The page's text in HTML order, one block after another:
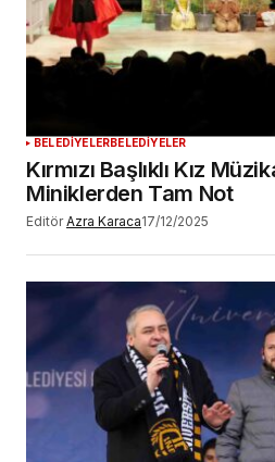
BELEDİYELERBELEDİYELER
Kırmızı Başlıklı Kız
Miniklerden Tam Not
Editör Azra Karaca17/12/2025